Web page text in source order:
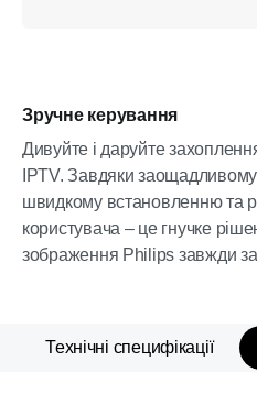
Зручне керування
Дивуйте і даруйте
IPTV. Завдяки
швидкому встановленню та
користувача – це гнучке
зображення Philips завжди
Технічні специфікації